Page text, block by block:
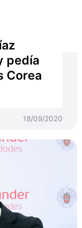
pedía
Corea
18/09/2020